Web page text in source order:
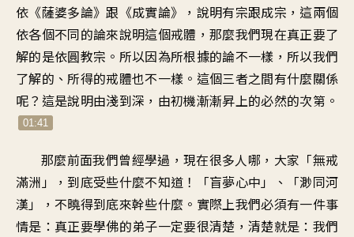
依《薩婆多論》跟《成實論》，說明有宗跟成宗，這兩個
依各個不同的論來說明這個戒體，那麼我們現在真正要了
解的是依圓教宗。所以因為所根據的論不一樣，所以我們
了解的、所得的戒體也不一樣。這個三者之間有什麼關係
呢？這是說明由淺到深，由初機漸漸昇上的必然的次第。
01:41
那麼前面我們曾經學過，現在很多人哪，大家「無戒
滿洲」，到底受些什麼不知道！「盲夢心中」、「渺同河
漢」，不曉得到底來幹些什麼。實際上我們必須有一件事
情是：真正要學佛的弟子一定要很清楚，清楚就是：我們